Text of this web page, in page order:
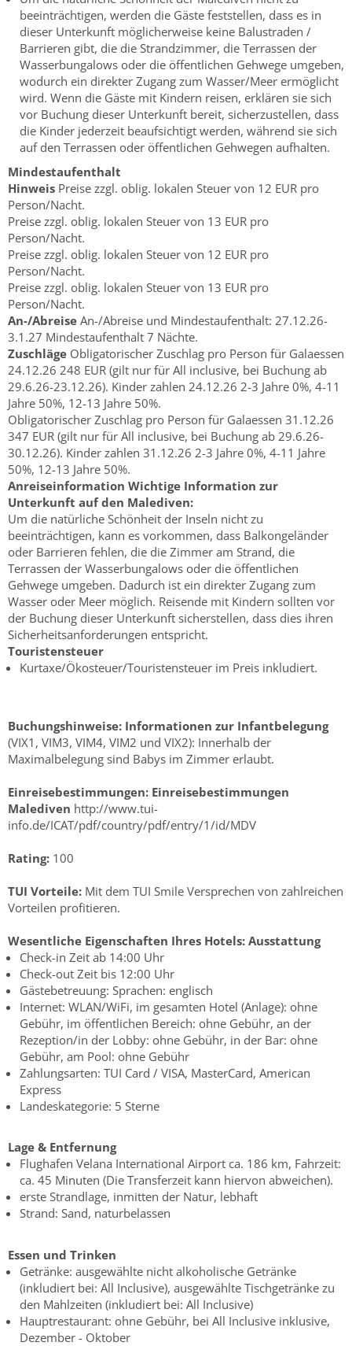
beeinträchtigen, werden die Gäste feststellen, dass es in
dieser Unterkunft möglicherweise keine Balustraden /
Barrieren gibt, die die Strandzimmer, die Terrassen der
Wasserbungalows oder die öffentlichen Gehwege umgeben,
wodurch ein direkter Zugang zum Wasser/Meer ermöglicht
wird. Wenn die Gäste mit Kindern reisen, erklären sie sich
vor Buchung dieser Unterkunft bereit, sicherzustellen, dass
die Kinder jederzeit beaufsichtigt werden, während sie sich
auf den Terrassen oder öffentlichen Gehwegen aufhalten.
Mindestaufenthalt
Hinweis Preise zzgl. oblig. lokalen Steuer von 12 EUR pro
Person/Nacht.
Preise zzgl. oblig. lokalen Steuer von 13 EUR pro
Person/Nacht.
Preise zzgl. oblig. lokalen Steuer von 12 EUR pro
Person/Nacht.
Preise zzgl. oblig. lokalen Steuer von 13 EUR pro
Person/Nacht.
An-/Abreise An-/Abreise und Mindestaufenthalt: 27.12.26-
3.1.27 Mindestaufenthalt 7 Nächte.
Zuschläge Obligatorischer Zuschlag pro Person für Galaessen
24.12.26 248 EUR (gilt nur für All inclusive, bei Buchung ab
29.6.26-23.12.26). Kinder zahlen 24.12.26 2-3 Jahre 0%, 4-11
Jahre 50%, 12-13 Jahre 50%.
Obligatorischer Zuschlag pro Person für Galaessen 31.12.26
347 EUR (gilt nur für All inclusive, bei Buchung ab 29.6.26-
30.12.26). Kinder zahlen 31.12.26 2-3 Jahre 0%, 4-11 Jahre
50%, 12-13 Jahre 50%.
Anreiseinformation Wichtige Information zur
Unterkunft auf den Malediven:
Um die natürliche Schönheit der Inseln nicht zu
beeinträchtigen, kann es vorkommen, dass Balkongeländer
oder Barrieren fehlen, die die Zimmer am Strand, die
Terrassen der Wasserbungalows oder die öffentlichen
Gehwege umgeben. Dadurch ist ein direkter Zugang zum
Wasser oder Meer möglich. Reisende mit Kindern sollten vor
der Buchung dieser Unterkunft sicherstellen, dass dies ihren
Sicherheitsanforderungen entspricht.
Touristensteuer
Kurtaxe/Ökosteuer/Touristensteuer im Preis inkludiert.
Buchungshinweise: Informationen zur Infantbelegung
(VIX1, VIM3, VIM4, VIM2 und VIX2): Innerhalb der
Maximalbelegung sind Babys im Zimmer erlaubt.
Einreisebestimmungen: Einreisebestimmungen
Malediven http://www.tui-
info.de/ICAT/pdf/country/pdf/entry/1/id/MDV
Rating: 100
TUI Vorteile: Mit dem TUI Smile Versprechen von zahlreichen
Vorteilen profitieren.
Wesentliche Eigenschaften Ihres Hotels: Ausstattung
Check-in Zeit ab 14:00 Uhr
Check-out Zeit bis 12:00 Uhr
Gästebetreuung: Sprachen: englisch
Internet: WLAN/WiFi, im gesamten Hotel (Anlage): ohne
Gebühr, im öffentlichen Bereich: ohne Gebühr, an der
Rezeption/in der Lobby: ohne Gebühr, in der Bar: ohne
Gebühr, am Pool: ohne Gebühr
Zahlungsarten: TUI Card / VISA, MasterCard, American
Express
Landeskategorie: 5 Sterne
Lage & Entfernung
Flughafen Velana International Airport ca. 186 km, Fahrzeit:
ca. 45 Minuten (Die Transferzeit kann hiervon abweichen).
erste Strandlage, inmitten der Natur, lebhaft
Strand: Sand, naturbelassen
Essen und Trinken
Getränke: ausgewählte nicht alkoholische Getränke
(inkludiert bei: All Inclusive), ausgewählte Tischgetränke zu
den Mahlzeiten (inkludiert bei: All Inclusive)
Hauptrestaurant: ohne Gebühr, bei All Inclusive inklusive,
Dezember - Oktober